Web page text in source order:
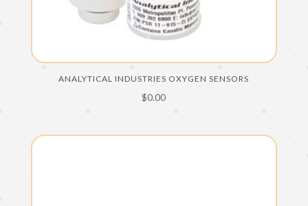
ANALYTICAL INDUSTRIES OXYGEN SENSORS
$0.00